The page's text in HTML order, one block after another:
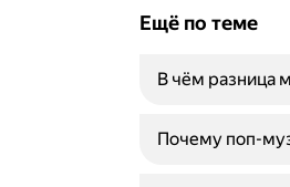
Ещё по теме
В чём разница
Почему поп-